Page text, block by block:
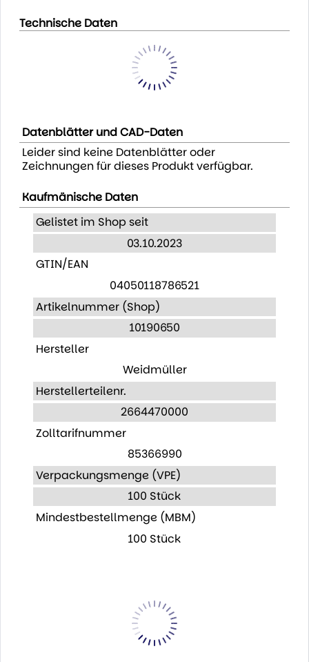
Technische Daten
Datenblätter und CAD-Daten
Leider sind keine Datenblätter oder
Zeichnungen für dieses Produkt verfügbar.
Kaufmänische Daten
Gelistet im Shop seit
03.10.2023
GTIN/EAN
04050118786521
Artikelnummer (Shop)
10190650
Hersteller
Weidmüller
Herstellerteilenr.
2664470000
Zolltarifnummer
85366990
Verpackungsmenge (VPE)
100 Stück
Mindestbestellmenge (MBM)
100 Stück